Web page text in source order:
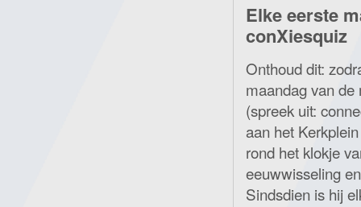
Elke eerste
conXiesquiz
Onthoud dit:
maandag van
(spreek uit:
aan het
rond het klokje
eeuwwisseling
Sindsdien is hij